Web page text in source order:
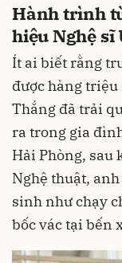
Hành trình
hiệu Nghệ sĩ
Ít ai biết rằng
được hàng triệu
Thắng đã trải
ra trong gia
Hải Phòng, sau
Nghệ thuật,
sinh như chạy
bốc vác tại bến